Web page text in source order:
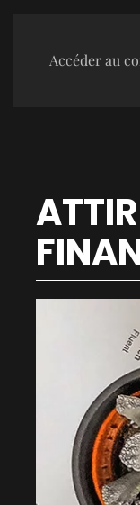
Accéder au